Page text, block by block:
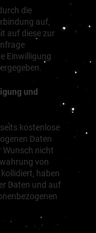
die
auf,
auf diese zur
Einwilligung
und
kostenlose
Daten
Wunsch nicht
von
haben
Daten und auf